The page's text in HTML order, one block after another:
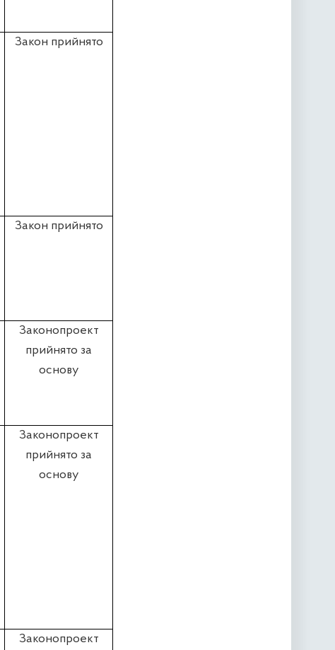
Закон прийнято
Закон прийнято
Законопроект
прийнято за
основу
Законопроект
прийнято за
основу
Законопроект